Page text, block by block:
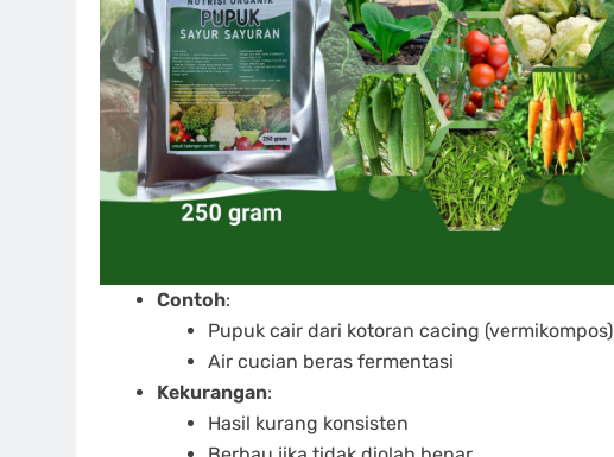
Contoh:
Pupuk cair dari kotoran cacing (vermikompos)
Air cucian beras fermentasi
Kekurangan:
Hasil kurang konsisten